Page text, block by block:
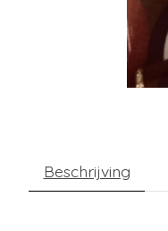
Beschrijving